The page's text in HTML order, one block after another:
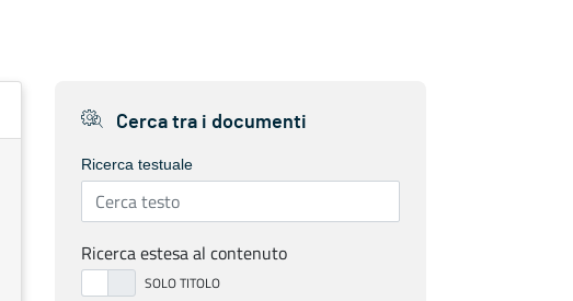
Cerca tra i documenti
Ricerca testuale
Ricerca estesa al contenuto